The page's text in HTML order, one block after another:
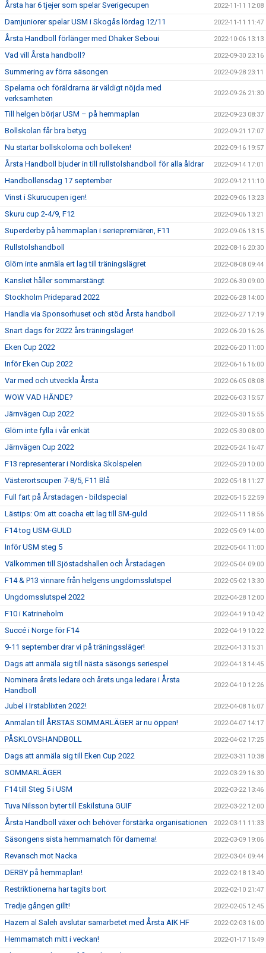
Årsta har 6 tjejer som spelar Sverigecupen 2022-11-11 12:08
Damjuniorer spelar USM i Skogås lördag 12/11 2022-11-11 11:47
Årsta Handboll förlänger med Dhaker Seboui 2022-10-06 13:13
Vad vill Årsta handboll? 2022-09-30 23:16
Summering av förra säsongen 2022-09-28 23:11
Spelarna och föräldrarna är väldigt nöjda med
verksamheten
2022-09-26 21:30
Till helgen börjar USM – på hemmaplan 2022-09-23 08:37
Bollskolan får bra betyg 2022-09-21 17:07
Nu startar bollskolorna och bolleken! 2022-09-16 19:57
Årsta Handboll bjuder in till rullstolshandboll för alla åldrar 2022-09-14 17:01
Handbollensdag 17 september 2022-09-12 11:10
Vinst i Skurucupen igen! 2022-09-06 13:23
Skuru cup 2-4/9, F12 2022-09-06 13:21
Superderby på hemmaplan i seriepremiären, F11 2022-09-06 13:15
Rullstolshandboll 2022-08-16 20:30
Glöm inte anmäla ert lag till träningslägret 2022-08-08 09:44
Kansliet håller sommarstängt 2022-06-30 09:00
Stockholm Prideparad 2022 2022-06-28 14:00
Handla via Sponsorhuset och stöd Årsta handboll 2022-06-27 17:19
Snart dags för 2022 års träningsläger! 2022-06-20 16:26
Eken Cup 2022 2022-06-20 11:00
Inför Eken Cup 2022 2022-06-16 16:00
Var med och utveckla Årsta 2022-06-05 08:08
WOW VAD HÄNDE? 2022-06-03 15:57
Järnvägen Cup 2022 2022-05-30 15:55
Glöm inte fylla i vår enkät 2022-05-30 08:00
Järnvägen Cup 2022 2022-05-24 16:47
F13 representerar i Nordiska Skolspelen 2022-05-20 10:00
Västerortscupen 7-8/5, F11 Blå 2022-05-18 11:27
Full fart på Årstadagen - bildspecial 2022-05-15 22:59
Lästips: Om att coacha ett lag till SM-guld 2022-05-11 18:56
F14 tog USM-GULD 2022-05-09 14:00
Inför USM steg 5 2022-05-04 11:00
Välkommen till Sjöstadshallen och Årstadagen 2022-05-04 09:00
F14 & P13 vinnare från helgens ungdomsslutspel 2022-05-02 13:30
Ungdomsslutspel 2022 2022-04-28 12:00
F10 i Katrineholm 2022-04-19 10:42
Succé i Norge för F14 2022-04-19 10:22
9-11 september drar vi på träningssläger! 2022-04-13 15:31
Dags att anmäla sig till nästa säsongs seriespel 2022-04-13 14:45
Nominera årets ledare och årets unga ledare i Årsta
Handboll
2022-04-10 12:26
Jubel i Irstablixten 2022! 2022-04-08 16:07
Anmälan till ÅRSTAS SOMMARLÄGER är nu öppen! 2022-04-07 14:17
PÅSKLOVSHANDBOLL 2022-04-02 17:25
Dags att anmäla sig till Eken Cup 2022 2022-03-31 10:38
SOMMARLÄGER 2022-03-29 16:30
F14 till Steg 5 i USM 2022-03-22 13:46
Tuva Nilsson byter till Eskilstuna GUIF 2022-03-22 12:00
Årsta Handboll växer och behöver förstärka organisationen 2022-03-11 11:33
Säsongens sista hemmamatch för damerna! 2022-03-09 19:06
Revansch mot Nacka 2022-03-04 09:44
DERBY på hemmaplan! 2022-02-18 13:40
Restriktionerna har tagits bort 2022-02-10 21:47
Tredje gången gillt! 2022-02-05 12:45
Hazem al Saleh avslutar samarbetet med Årsta AIK HF 2022-02-03 16:00
Hemmamatch mitt i veckan! 2022-01-17 15:49